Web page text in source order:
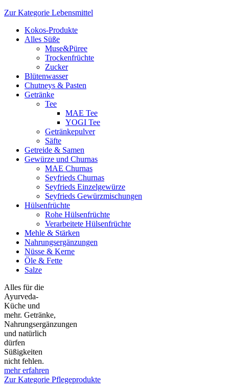
Zur Kategorie Lebensmittel
Kokos-Produkte
Alles Süße
Muse&Püree
Trockenfrüchte
Zucker
Blütenwasser
Chutneys & Pasten
Getränke
Tee
MAE Tee
YOGI Tee
Getränkepulver
Säfte
Getreide & Samen
Gewürze und Churnas
MAE Churnas
Seyfrieds Churnas
Seyfrieds Einzelgewürze
Seyfrieds Gewürzmischungen
Hülsenfrüchte
Rohe Hülsenfrüchte
Verarbeitete Hülsenfrüchte
Mehle & Stärken
Nahrungsergänzungen
Nüsse & Kerne
Öle & Fette
Salze
Alles für die
Ayurveda-
Küche und
mehr. Getränke,
Nahrungsergänzungen
und natürlich
dürfen
Süßigkeiten
nicht fehlen.
mehr erfahren
Zur Kategorie Pflegeprodukte